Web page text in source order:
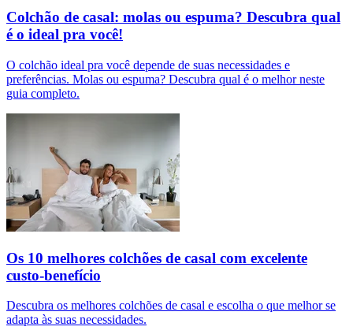
Colchão de casal: molas ou espuma? Descubra qual
é o ideal pra você!
O colchão ideal pra você depende de suas necessidades e
preferências. Molas ou espuma? Descubra qual é o melhor neste
guia completo.
Os 10 melhores colchões de casal com excelente
custo-benefício
Descubra os melhores colchões de casal e escolha o que melhor se
adapta às suas necessidades.